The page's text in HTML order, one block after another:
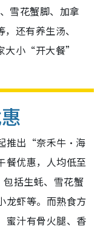
雪花蟹脚、加拿
还有养生汤、
大小“开大餐”
推出“奈禾牛·海
餐优惠，人均低至
括生蚝、雪花蟹
龙虾等。而熟食方
蜜汁有骨火腿、香